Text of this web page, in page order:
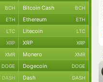
BCH Bitcoin Cash BCH
ETH Ethereum ETH
LTC Litecoin LTC
XRP XRP XRP
XMR Monero XMR
DOGE Dogecoin DOGE
DASH Dash DASH